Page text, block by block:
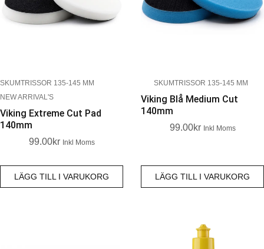
SKUMTRISSOR 135-145 MM
NEW ARRIVAL'S
Viking Extreme Cut Pad
140mm
99.00Kr Inkl Moms
LÄGG TILL I VARUKORG
SKUMTRISSOR 135-145 MM
Viking Blå Medium Cut
140mm
99.00Kr Inkl Moms
LÄGG TILL I VARUKORG